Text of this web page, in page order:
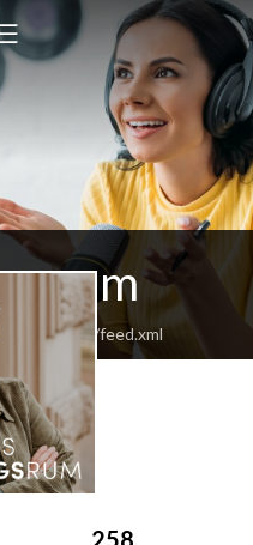
feed.xml
258